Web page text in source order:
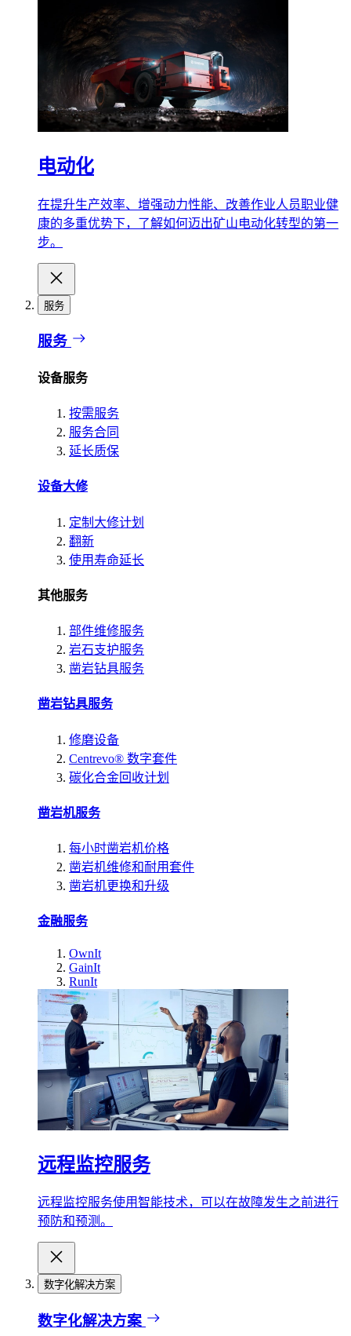
电动化
在提升生产效率、增强动力性能、改善作业人员职业健
康的多重优势下，了解如何迈出矿山电动化转型的第一
步。
服务
服务
设备服务
按需服务
服务合同
延长质保
设备大修
定制大修计划
翻新
使用寿命延长
其他服务
部件维修服务
岩石支护服务
凿岩钻具服务
凿岩钻具服务
修磨设备
Centrevo® 数字套件
碳化合金回收计划
凿岩机服务
每小时凿岩机价格
凿岩机维修和耐用套件
凿岩机更换和升级
金融服务
OwnIt
GainIt
RunIt
远程监控服务
远程监控服务使用智能技术，可以在故障发生之前进行
预防和预测。
数字化解决方案
数字化解决方案